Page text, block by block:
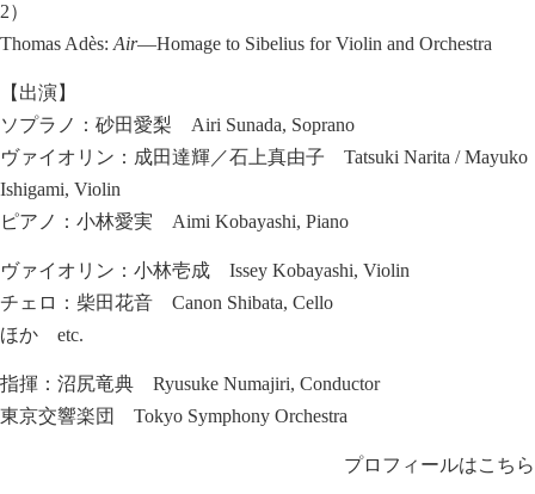
2）
Thomas Adès: Air―Homage to Sibelius for Violin and Orchestra
【出演】
ソプラノ：砂田愛梨 Airi Sunada, Soprano
ヴァイオリン：成田達輝／石上真由子 Tatsuki Narita / Mayuko
Ishigami, Violin
ピアノ：小林愛実 Aimi Kobayashi, Piano
ヴァイオリン：小林壱成 Issey Kobayashi, Violin
チェロ：柴田花音 Canon Shibata, Cello
ほか etc.
指揮：沼尻竜典 Ryusuke Numajiri, Conductor
東京交響楽団 Tokyo Symphony Orchestra
プロフィールはこちら